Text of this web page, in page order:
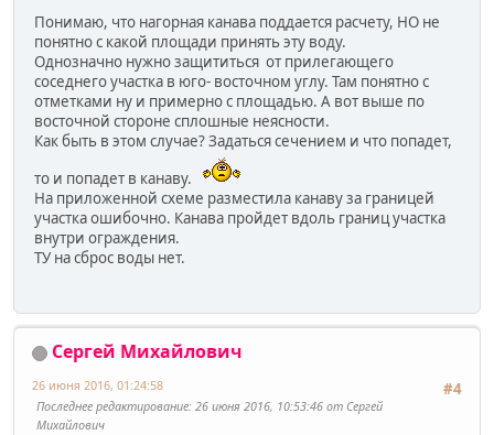
Понимаю, что нагорная канава поддается расчету, НО не
понятно с какой площади принять эту воду.
Однозначно нужно защититься от прилегающего
соседнего участка в юго- восточном углу. Там понятно с
отметками ну и примерно с площадью. А вот выше по
восточной стороне сплошные неясности.
Как быть в этом случае? Задаться сечением и что попадет,
то и попадет в канаву.
На приложенной схеме разместила канаву за границей
участка ошибочно. Канава пройдет вдоль границ участка
внутри ограждения.
ТУ на сброс воды нет.
Сергей Михайлович
#4
26 июня 2016, 01:24:58
Последнее редактирование: 26 июня 2016, 10:53:46 от Сергей
Михайлович